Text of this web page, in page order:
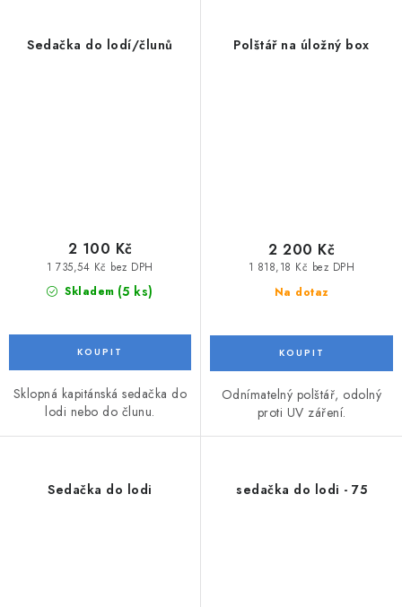
Sedačka do lodí/člunů
Skladem (5 ks)
1 735,54 Kč bez DPH
2 100 Kč
Sklopná kapitánská sedačka do
lodi nebo do člunu.
Polštář na úložný box
Na dotaz
1 818,18 Kč bez DPH
2 200 Kč
Odnímatelný polštář, odolný
proti UV záření.
Sedačka do lodi sedačka do lodi - 75